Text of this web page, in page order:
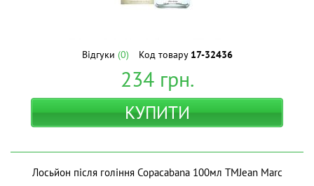
Відгуки (0) Код товару 17-32436
234грн.
КУПИТИ
Лосьйон після гоління Copacabana 100мл ТМJean Marc